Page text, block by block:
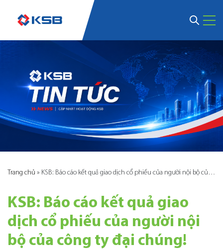
Trang chủ » KSB: Báo cáo kết quả giao dịch cổ phiếu của người nội bộ của công ty đại chúng!
KSB: Báo cáo kết quả giao
dịch cổ phiếu của người nội
bộ của công ty đại chúng!